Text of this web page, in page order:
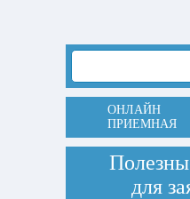
ОНЛАЙН
ПРИЕМНАЯ
для